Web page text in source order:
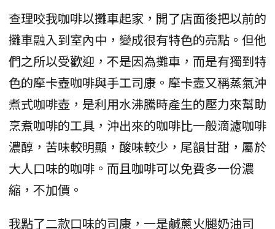
查理咬我咖啡以攤車起家，開了店面後把以前的
攤車融入到室內中，變成很有特色的亮點。但他
們之所以受歡迎，不是因為攤車，而是有獨到特
色的摩卡壺咖啡與手工司康。摩卡壼又稱蒸氣沖
煮式咖啡壺，是利用水沸騰時產生的壓力來幫助
烹煮咖啡的工具，沖出來的咖啡比一般滴濾咖啡
濃醇，苦味較明顯，酸味較少，尾韻甘甜，屬於
大人口味的咖啡。而且咖啡可以免費多一份濃
縮，不加價。
我點了二款口味的司康，一是鹹蔥火腿奶油司